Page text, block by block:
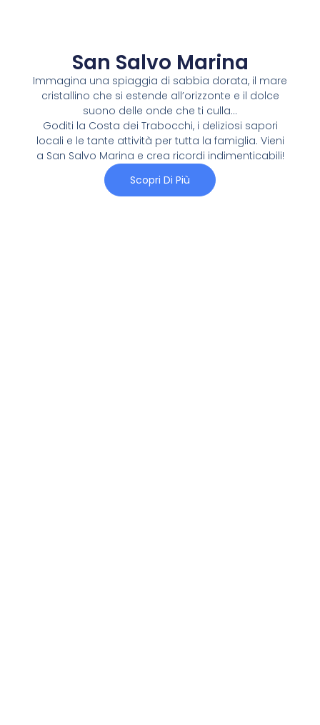
San Salvo Marina
Immagina una spiaggia di sabbia dorata, il mare
cristallino che si estende all’orizzonte e il dolce
suono delle onde che ti culla…
Goditi la Costa dei Trabocchi, i deliziosi sapori
locali e le tante attività per tutta la famiglia. Vieni
a San Salvo Marina e crea ricordi indimenticabili!
Scopri Di Più